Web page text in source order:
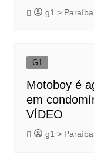
g1 > Paraíba
G1
Motoboy é
em
VÍDEO
g1 > Paraíba